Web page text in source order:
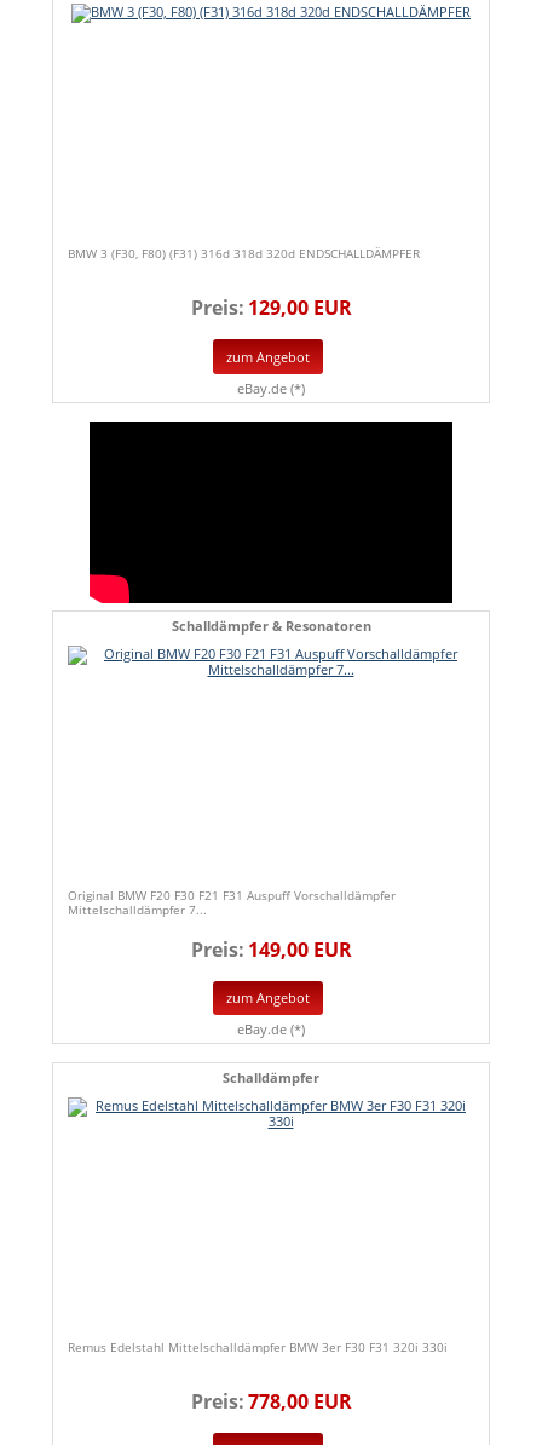
BMW 3 (F30, F80) (F31) 316d 318d 320d ENDSCHALLDÄMPFER
Preis: 129,00 EUR
zum Angebot
eBay.de (*)
Schalldämpfer & Resonatoren
Original BMW F20 F30 F21 F31 Auspuff Vorschalldämpfer
Mittelschalldämpfer 7...
Preis: 149,00 EUR
zum Angebot
eBay.de (*)
Schalldämpfer
Remus Edelstahl Mittelschalldämpfer BMW 3er F30 F31 320i 330i
Preis:778,00 EUR